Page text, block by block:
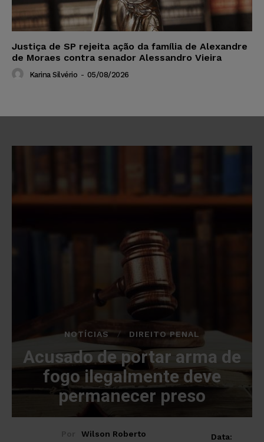
Justiça de SP rejeita ação da família de Alexandre
de Moraes contra senador Alessandro Vieira
Karina Silvério - 05/08/2026